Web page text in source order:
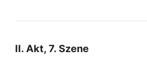
II. Akt, 7. Szene